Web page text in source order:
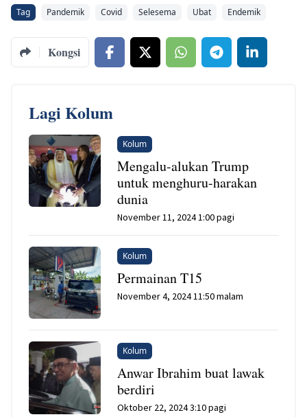
Tag Pandemik Covid Selesema Ubat Endemik
Kongsi
Lagi Kolum
Kolum
Mengalu-alukan Trump
untuk menghuru-harakan
dunia
November 11, 2024 1:00 pagi
Kolum
Permainan T15
November 4, 2024 11:50 malam
Kolum
Anwar Ibrahim buat lawak
berdiri
Oktober 22, 2024 3:10 pagi